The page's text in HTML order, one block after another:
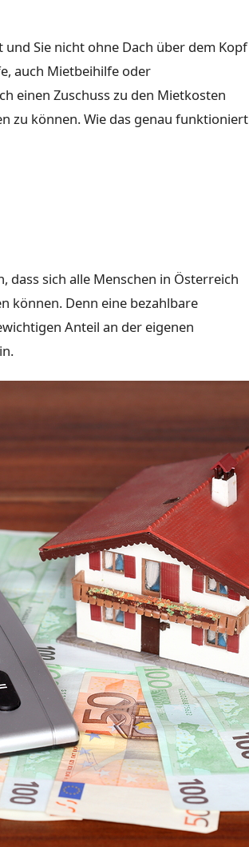
Sie nicht ohne Dach über dem Kopf
auch Mietbeihilfe oder
einen Zuschuss zu den Mietkosten
zu können. Wie das genau funktioniert
sich alle Menschen in Österreich
können. Denn eine bezahlbare
Anteil an der eigenen